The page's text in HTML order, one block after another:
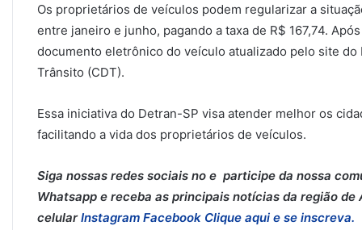
Os proprietários de veículos podem regularizar a
entre janeiro e junho, pagando a taxa de R$ 167,74.
documento eletrônico do veículo atualizado pelo site
Trânsito (CDT).
Essa iniciativa do Detran-SP visa atender melhor os
facilitando a vida dos proprietários de veículos.
Siga nossas redes sociais no e participe da nossa
Whatsapp e receba as principais notícias da região
celularInstagram Facebook Clique aqui e se inscreva.